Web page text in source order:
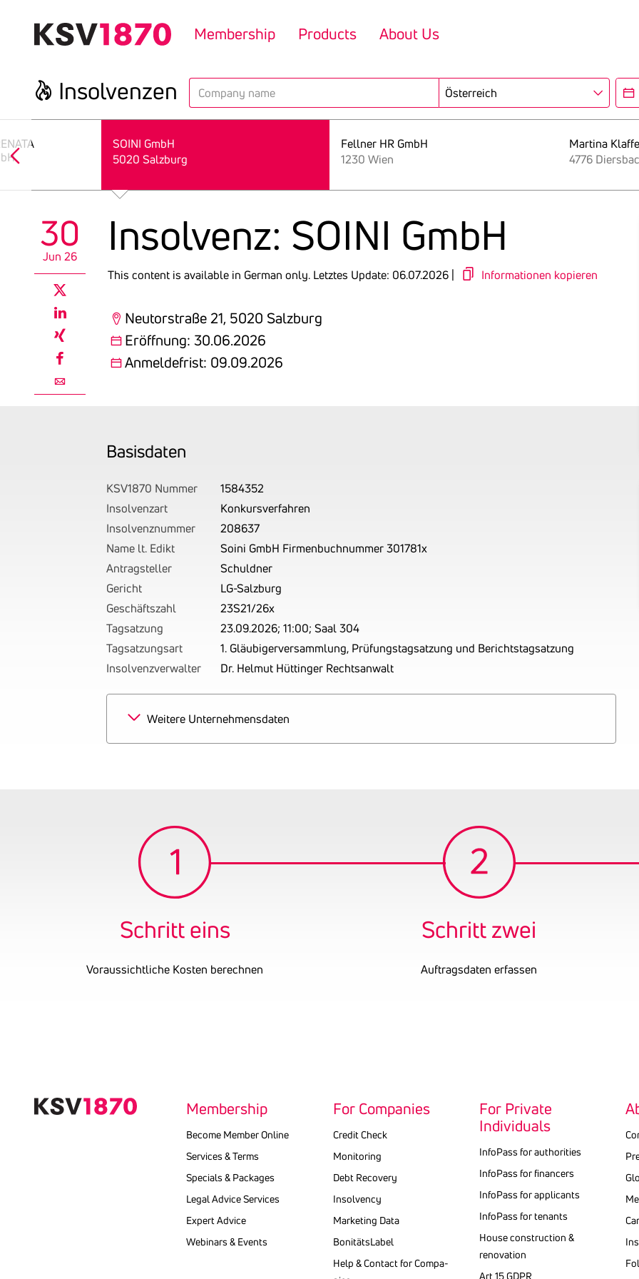
Membership Products About Us
Insol­venzen search Region
SOINI GmbH
5020 Salzburg
Fellner HR GmbH
1230 Wien
Martina
4776
30
Jun 26
email
Insol­venz: SOINI GmbH
This content is available in German only. Letztes Update: 06.07.2026 | Informationen kopieren
Neutorstraße 21, 5020 Salzburg
Eröffnung: 30.06.2026
Anmeldefrist: 09.09.2026
Basis­daten
KSV1870 Nummer
1584352
Insolvenzart
Konkursverfahren
Insolvenznummer
208637
Name lt. Edikt
Soini GmbH Firmenbuchnummer 301781x
Antragsteller
Schuldner
Gericht
LG-Salzburg
Geschäftszahl
23S21/26x
Tagsatzung
23.09.2026; 11:00; Saal 304
Tagsatzungsart
1. Gläubigerversammlung, Prüfungstagsatzung und Berichtstagsatzung
Insolvenzverwalter
Dr. Helmut Hüttinger Rechtsanwalt
Weitere Unternehmensdaten
Schritt eins
Voraussichtliche Kosten berechnen
Schritt zwei
Auftragsdaten erfassen
Membership
Become Member Online
Services & Terms
Specials & Packages
Legal Advice Services
Expert Advice
Webinars & Events
For Companies
Credit Check
Monitoring
Debt Recovery
Insolvency
Marketing Data
BonitätsLabel
Help & Contact for Compa­
For Private
Individuals
InfoPass for authorities
Info­Pass for finan­cers
Info­Pass for appli­cants
InfoPass for tenants
House construction &
renovation
Art 15 GDPR